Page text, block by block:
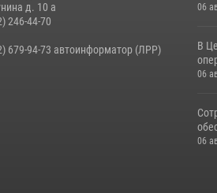
д. 10 а
246-44-70
679-94-73 автоинформатор (ЛРР)
06
В
06
06